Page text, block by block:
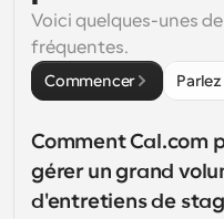
Voici quelques-unes
fréquentes.
Commencer
Comment Cal.com
gérer un grand
d'entretiens de